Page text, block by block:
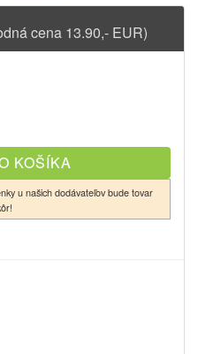
cena 13.90,- EUR)
u našich dodávateľov bude tovar